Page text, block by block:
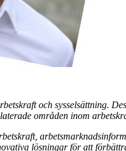
och sysselsättning.
områden inom
lösningar för att